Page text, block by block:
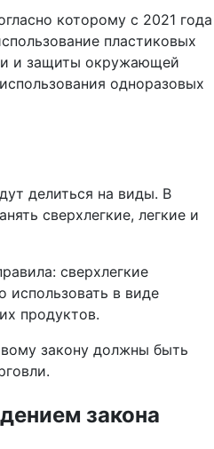
которому с 2021 года
пластиковых
и защиты окружающей
одноразовых
делиться на виды. В
сверхлегкие, легкие и
сверхлегкие
использовать в виде
продуктов.
закону должны быть
закона